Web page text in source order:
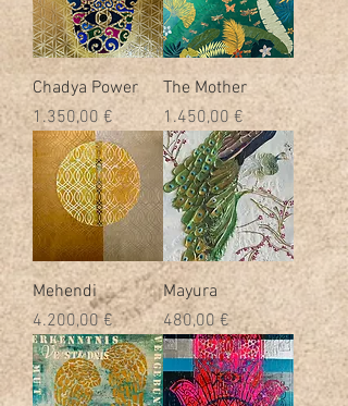
Chadya Power
Preis
1.350,00 €
The Mother
Preis
1.450,00 €
Mehendi
Preis
4.200,00 €
Mayura
Preis
480,00 €